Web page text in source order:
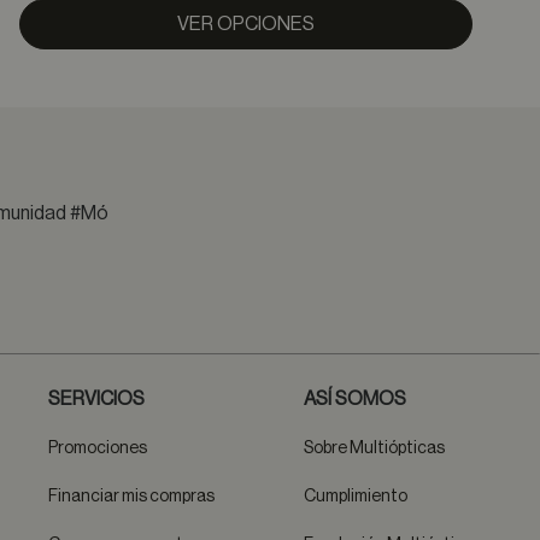
VER OPCIONES
#Mó
SERVICIOS
Promociones
Financiar mis compras
ASÍ SOMOS
Sobre Multiópticas
Cumplimiento